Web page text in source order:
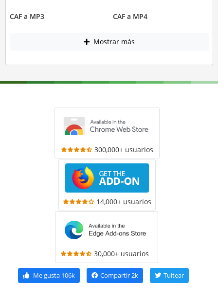
CAF a MP3 CAF a MP4
Mostrar más
300,000+ usuarios
14,000+ usuarios
30,000+ usuarios
Me gusta106k Compartir 2k Tuitear